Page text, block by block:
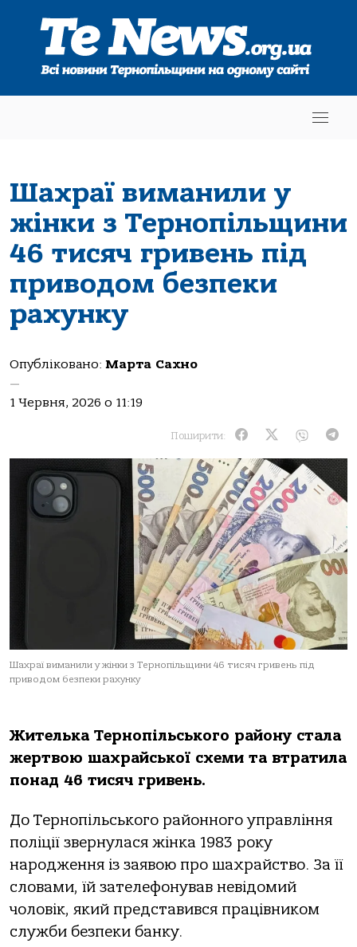
Шахраї виманили у
жінки з Тернопільщини
46 тисяч гривень під
приводом безпеки
рахунку
Опубліковано: Марта Сахно
—
1 Червня, 2026 о 11:19
Поширити:
Шахраї виманили у жінки з Тернопільщини 46 тисяч гривень під
приводом безпеки рахунку
Жителька Тернопільського району стала
жертвою шахрайської схеми та втратила
понад 46 тисяч гривень.
До Тернопільського районного управління
поліції звернулася жінка 1983 року
народження із заявою про шахрайство. За її
словами, їй зателефонував невідомий
чоловік, який представився працівником
служби безпеки банку.